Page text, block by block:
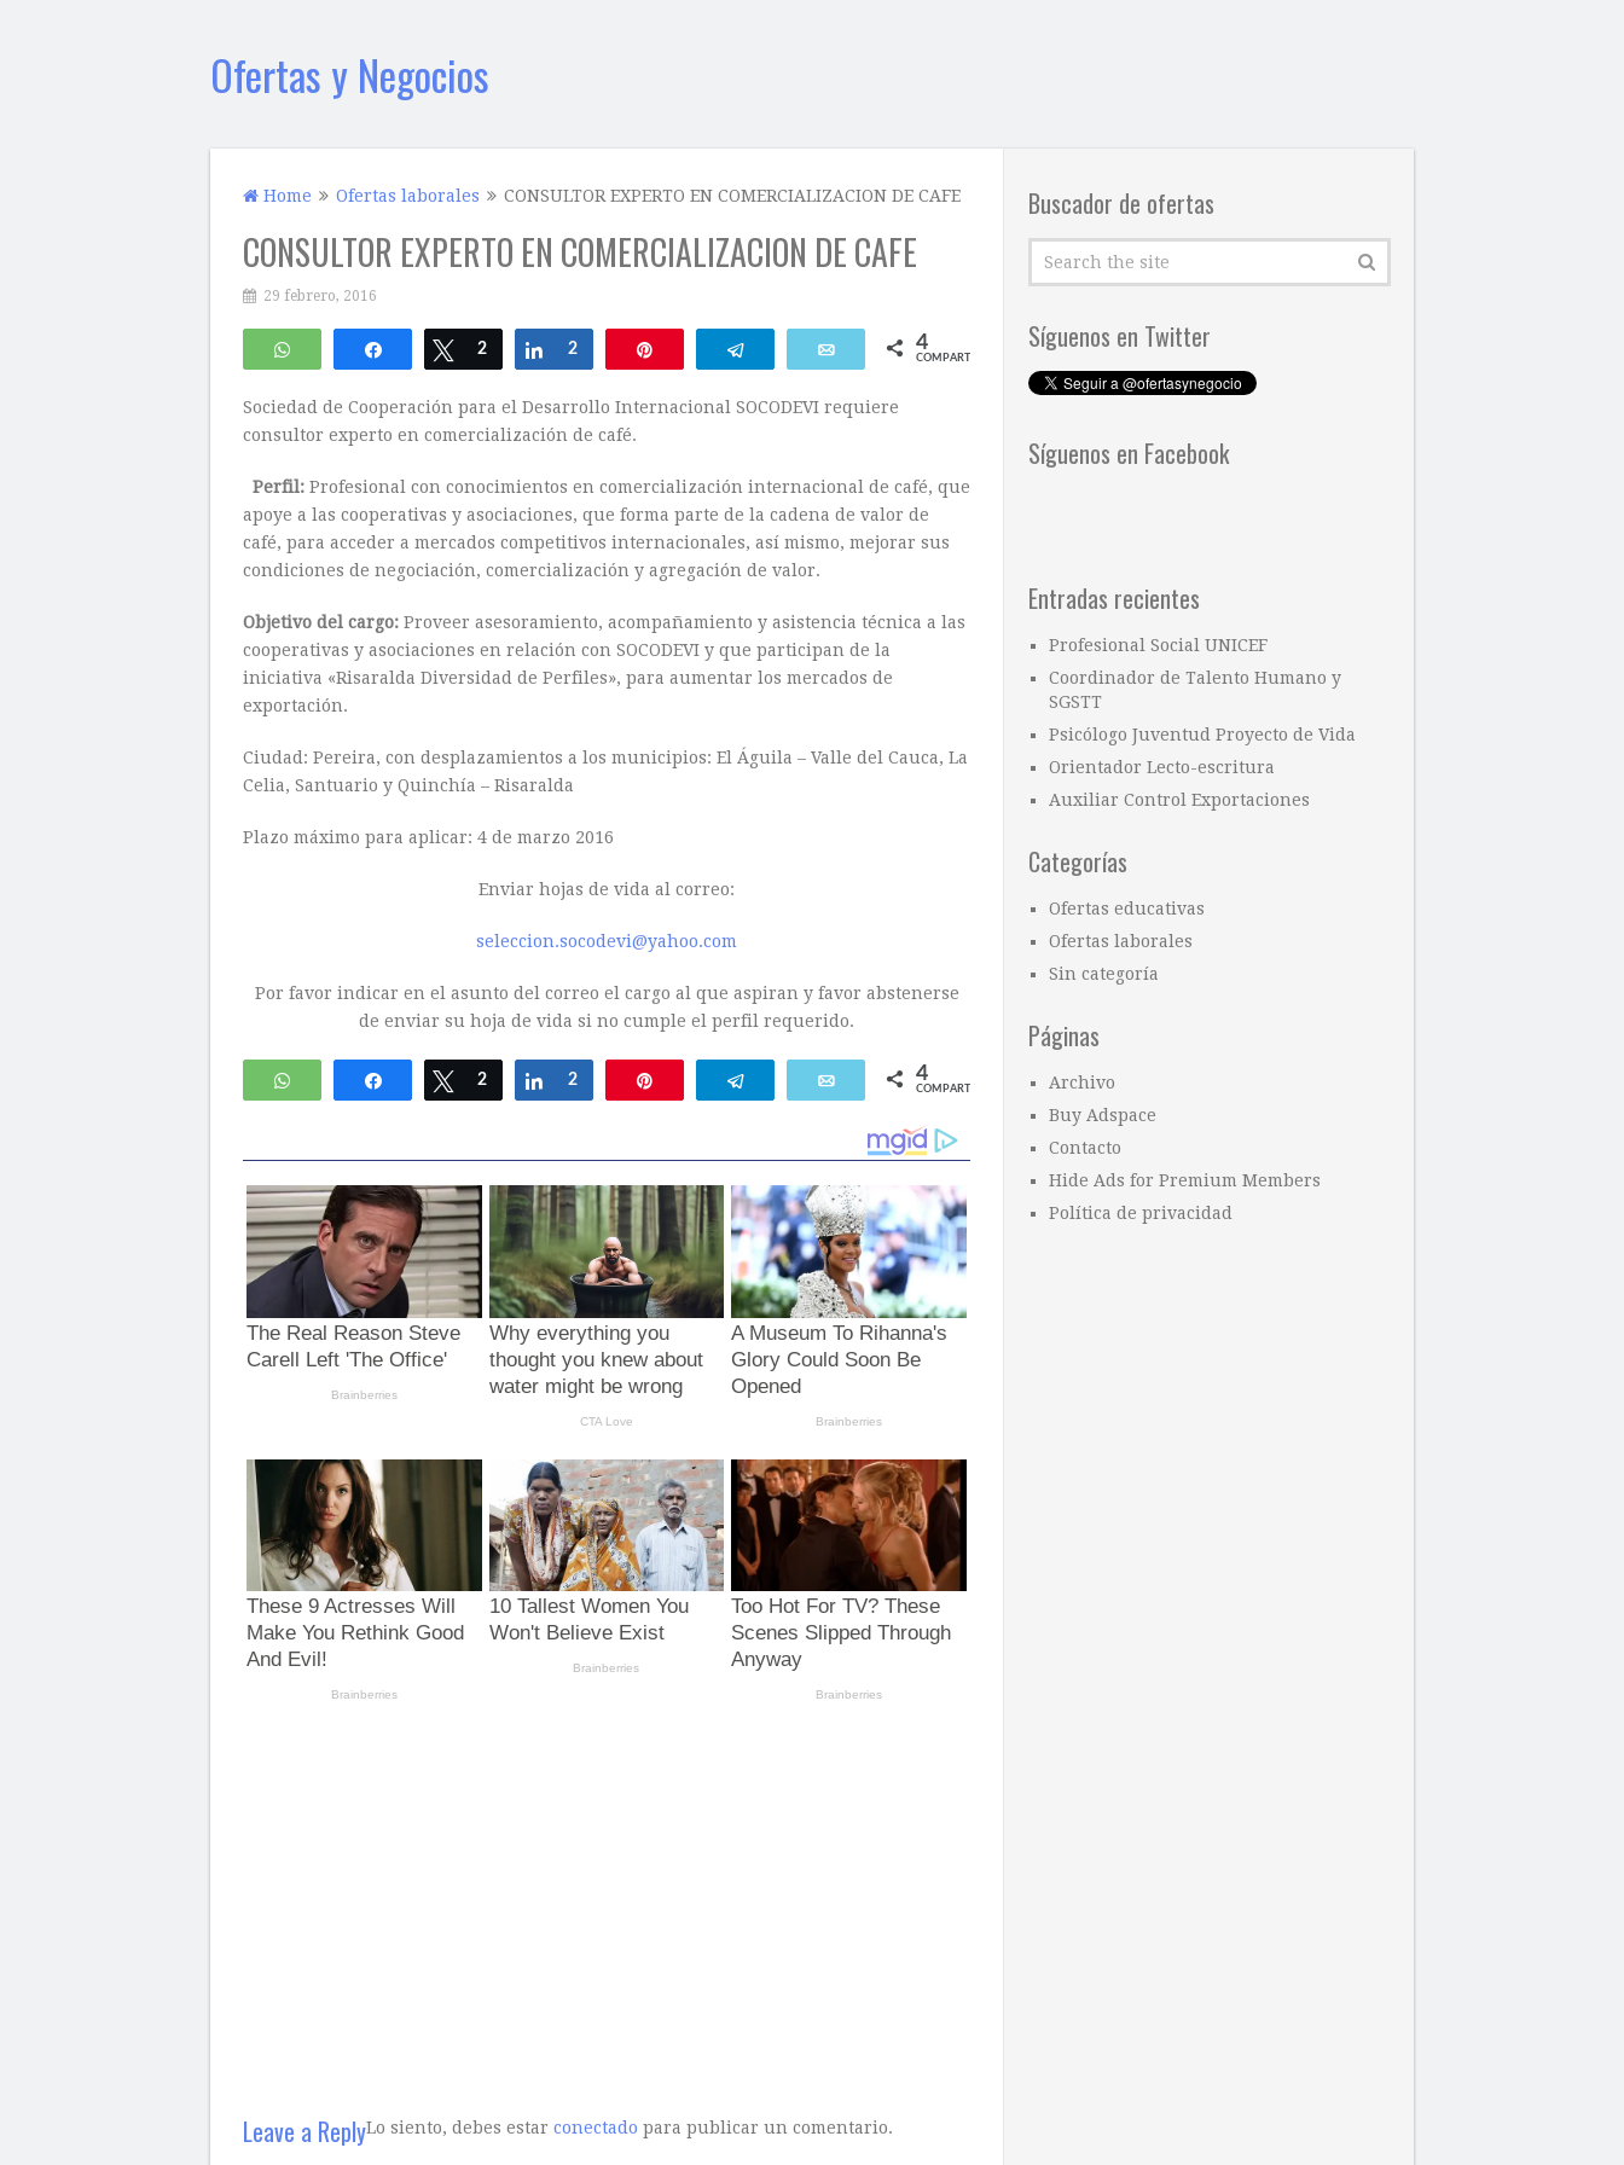
Ofertas y Negocios
Home Ofertas laborales CONSULTOR EXPERTO EN COMERCIALIZACION DE CAFE
CONSULTOR EXPERTO EN COMERCIALIZACION DE CAFE
29 febrero, 2016
WhatsApp Compartir Twittear
2 Compartir
2 Telegram Email 4
COMPARTIR
Sociedad de Cooperación para el Desarrollo Internacional SOCODEVI requiere
consultor experto en comercialización de café.
Perfil: Profesional con conocimientos en comercialización internacional de café, que
apoye a las cooperativas y asociaciones, que forma parte de la cadena de valor de
café, para acceder a mercados competitivos internacionales, así mismo, mejorar sus
condiciones de negociación, comercialización y agregación de valor.
Objetivo del cargo: Proveer asesoramiento, acompañamiento y asistencia técnica a las
cooperativas y asociaciones en relación con SOCODEVI y que participan de la
iniciativa «Risaralda Diversidad de Perfiles», para aumentar los mercados de
exportación.
Ciudad: Pereira, con desplazamientos a los municipios: El Águila – Valle del Cauca, La
Celia, Santuario y Quinchía – Risaralda
Plazo máximo para aplicar: 4 de marzo 2016
Enviar hojas de vida al correo:
seleccion.socodevi@yahoo.com
Por favor indicar en el asunto del correo el cargo al que aspiran y favor abstenerse
de enviar su hoja de vida si no cumple el perfil requerido.
WhatsApp Compartir Twittear
2 Compartir
2 Telegram Email 4
COMPARTIR
Leave a ReplyLo siento, debes estar conectado para publicar un comentario.
Buscador de ofertas
Síguenos en Twitter
Síguenos en Facebook
Entradas recientes
Profesional Social UNICEF
Coordinador de Talento Humano y
SGSTT
Psicólogo Juventud Proyecto de Vida
Orientador Lecto-escritura
Auxiliar Control Exportaciones
Categorías
Ofertas educativas
Ofertas laborales
Sin categoría
Páginas
Archivo
Buy Adspace
Contacto
Hide Ads for Premium Members
Política de privacidad